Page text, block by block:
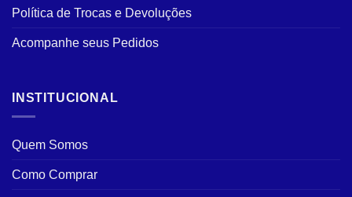
Política de Trocas e Devoluções
Acompanhe seus Pedidos
INSTITUCIONAL
Quem Somos
Como Comprar